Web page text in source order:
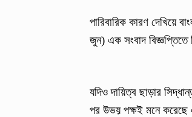
পারিবারিক কারণ দেখিয়ে
জুন) এক সংবাদ বিজ্ঞপ্তিতে
যদিও দায়িত্ব ছাড়ার
পর উভয় পক্ষই মনে করেছে